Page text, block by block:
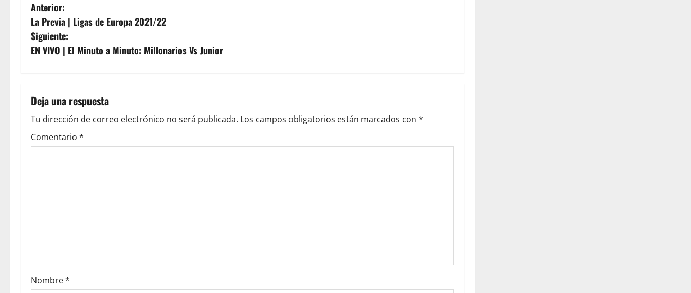
Anterior:
La Previa | Ligas de Europa 2021/22
Siguiente:
EN VIVO | El Minuto a Minuto: Millonarios Vs Junior
Deja una respuesta
Tu dirección de correo electrónico no será publicada. Los campos obligatorios están marcados con *
Comentario *
Nombre*